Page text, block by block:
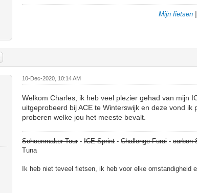
Mijn fietsen|
10-Dec-2020, 10:14 AM
Welkom Charles, ik heb veel plezier gehad van mijn
uitgeprobeerd bij ACE te Winterswijk en deze vond
proberen welke jou het meeste bevalt.
Schoenmaker Tour-ICE Sprint-Challenge Furai-carbon
Tuna
Ik heb niet teveel fietsen, ik heb voor elke omstandigheid